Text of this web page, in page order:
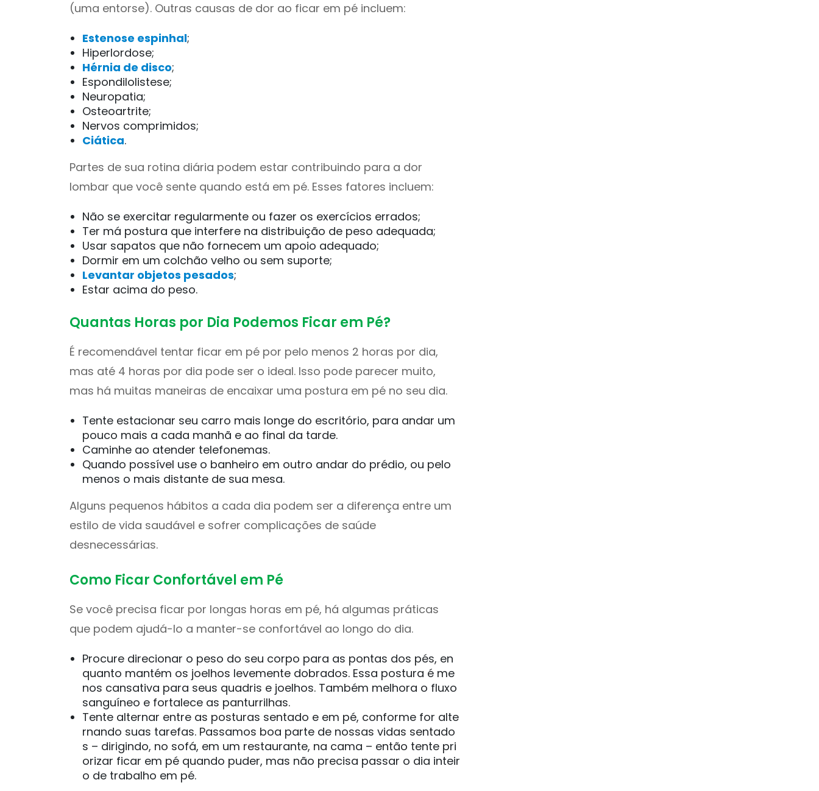
(uma entorse). Outras causas de dor ao ficar em pé incluem:
Estenose espinhal;
Hiperlordose;
Hérnia de disco;
Espondilolistese;
Neuropatia;
Osteoartrite;
Nervos comprimidos;
Ciática.
Partes de sua rotina diária podem estar contribuindo para a dor
lombar que você sente quando está em pé. Esses fatores incluem:
Não se exercitar regularmente ou fazer os exercícios errados;
Ter má postura que interfere na distribuição de peso adequada;
Usar sapatos que não fornecem um apoio adequado;
Dormir em um colchão velho ou sem suporte;
Levantar objetos pesados;
Estar acima do peso.
Quantas Horas por Dia Podemos Ficar em Pé?
É recomendável tentar ficar em pé por pelo menos 2 horas por dia,
mas até 4 horas por dia pode ser o ideal. Isso pode parecer muito,
mas há muitas maneiras de encaixar uma postura em pé no seu dia.
Tente estacionar seu carro mais longe do escritório, para andar um
pouco mais a cada manhã e ao final da tarde.
Caminhe ao atender telefonemas.
Quando possível use o banheiro em outro andar do prédio, ou pelo
menos o mais distante de sua mesa.
Alguns pequenos hábitos a cada dia podem ser a diferença entre um
estilo de vida saudável e sofrer complicações de saúde
desnecessárias.
Como Ficar Confortável em Pé
Se você precisa ficar por longas horas em pé, há algumas práticas
que podem ajudá-lo a manter-se confortável ao longo do dia.
Procure direcionar o peso do seu corpo para as pontas dos pés, en
quanto mantém os joelhos levemente dobrados. Essa postura é me
nos cansativa para seus quadris e joelhos. Também melhora o fluxo
sanguíneo e fortalece as panturrilhas.
Tente alternar entre as posturas sentado e em pé, conforme for alte
rnando suas tarefas. Passamos boa parte de nossas vidas sentado
s – dirigindo, no sofá, em um restaurante, na cama – então tente pri
orizar ficar em pé quando puder, mas não precisa passar o dia inteir
o de trabalho em pé.